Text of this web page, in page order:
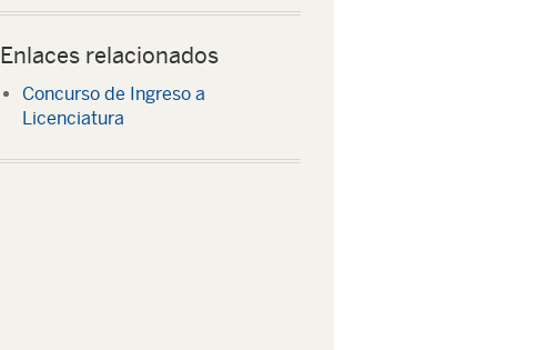
Enlaces relacionados
Concurso de Ingreso a
Licenciatura